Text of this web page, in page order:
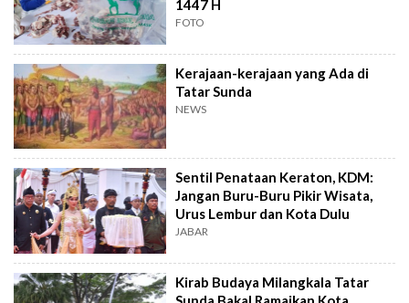
1447 H
FOTO
Kerajaan-kerajaan yang Ada di
Tatar Sunda
NEWS
Sentil Penataan Keraton, KDM:
Jangan Buru-Buru Pikir Wisata,
Urus Lembur dan Kota Dulu
JABAR
Kirab Budaya Milangkala Tatar